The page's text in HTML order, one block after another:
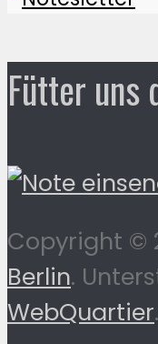
Fütter uns
Copyright ©
Berlin.
WebQuartier.